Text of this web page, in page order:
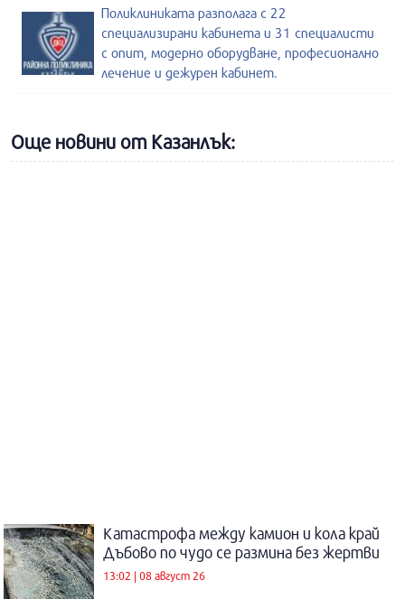
Поликлиниката разполага с 22
специализирани кабинета и 31 специалисти
с опит, модерно оборудване, професионално
лечение и дежурен кабинет.
Още новини от Казанлък:
Катастрофа между камион и кола край
Дъбово по чудо се размина без жертви
13:02 | 08 август 26